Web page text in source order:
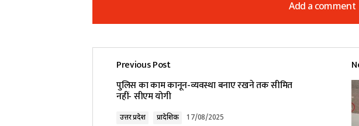
Add a comment
Add a comment
Your email address will not be published. Required
Comment
Previous Post
पुलिस का काम कानून-व्यवस्था बनाए रखने तक सीमित
नहीं- सीएम योगी
उत्तर प्रदेश प्रादेशिक 17/08/2025